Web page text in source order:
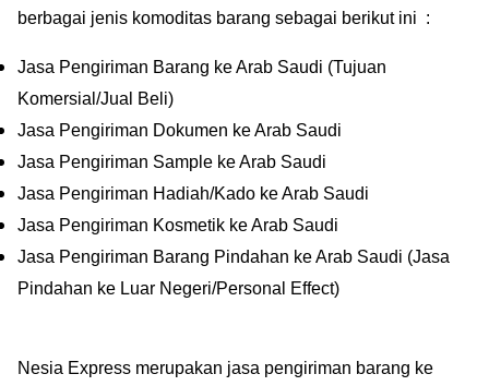
berbagai jenis komoditas barang sebagai berikut ini :
Jasa Pengiriman Barang ke Arab Saudi (Tujuan
Komersial/Jual Beli)
Jasa Pengiriman Dokumen ke Arab Saudi
Jasa Pengiriman Sample ke Arab Saudi
Jasa Pengiriman Hadiah/Kado ke Arab Saudi
Jasa Pengiriman Kosmetik ke Arab Saudi
Jasa Pengiriman Barang Pindahan ke Arab Saudi (Jasa
Pindahan ke Luar Negeri/Personal Effect)
Nesia Express merupakan jasa pengiriman barang ke